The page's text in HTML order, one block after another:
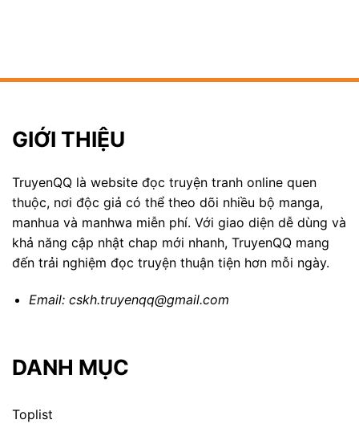
GIỚI THIỆU
TruyenQQ là website đọc truyện tranh online quen
thuộc, nơi độc giả có thể theo dõi nhiều bộ manga,
manhua và manhwa miễn phí. Với giao diện dễ dùng và
khả năng cập nhật chap mới nhanh, TruyenQQ mang
đến trải nghiệm đọc truyện thuận tiện hơn mỗi ngày.
Email: cskh.truyenqq@gmail.com
DANH MỤC
Toplist